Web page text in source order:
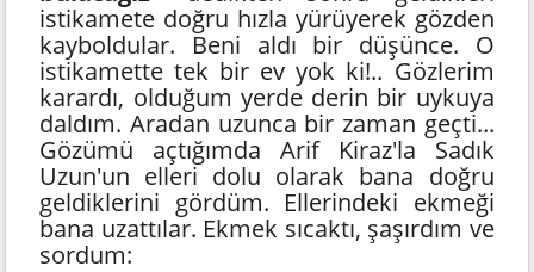
istikamete doğru hızla yürüyerek gözden
kayboldular. Beni aldı bir düşünce. O
istikamette tek bir ev yok ki!.. Gözlerim
karardı, olduğum yerde derin bir uykuya
daldım. Aradan uzunca bir zaman geçti...
Gözümü açtığımda Arif Kiraz'la Sadık
Uzun'un elleri dolu olarak bana doğru
geldiklerini gördüm. Ellerindeki ekmeği
bana uzattılar. Ekmek sıcaktı, şaşırdım ve
sordum: